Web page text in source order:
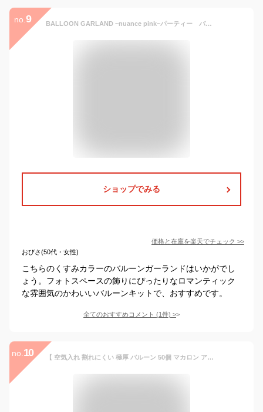
no. 9 BALLOON GARLAND ~nuance pink~パーティー バルーンパーティー ガーランドベビーシャワー キッズフォト バルーンキットくすみカラー お祝い 自作 DIY
ショップでみる
価格と在庫を楽天でチェック >>
おびさ(50代・女性)
こちらのくすみカラーのバルーンガーランドはいかがでし
ょう。フォトスペースの飾りにぴったりなロマンティック
な雰囲気のかわいいバルーンキットで、おすすめです。
全てのおすすめコメント (1件) >
no. 10 【 空気入れ 割れにくい 極厚 バルーン 50個 マカロン アソート 】 バルーン 誕生日 セット イベント カップル 飾り付け パステル 風船 ゴム風船 バースデー 空気入れ 飾り 100日祝い 結婚式 季節 飾り 即日発送 あす楽